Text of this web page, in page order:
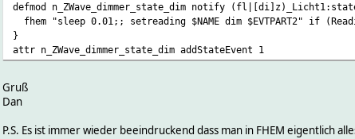
defmod n_ZWave_dimmer_state_dim notify
fhem "sleep 0.01;; setreading $NAME dim $EVTPART2" if
}
attr n_ZWave_dimmer_state_dim addStateEvent 1
Gruß
Dan
P.S. Es ist immer wieder beeindruckend dass man in FHEM eigentlich